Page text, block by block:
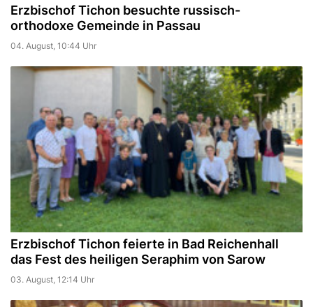
Erzbischof Tichon besuchte russisch-
orthodoxe Gemeinde in Passau
04. August, 10:44 Uhr
Erzbischof Tichon feierte in Bad Reichenhall
das Fest des heiligen Seraphim von Sarow
03. August, 12:14 Uhr